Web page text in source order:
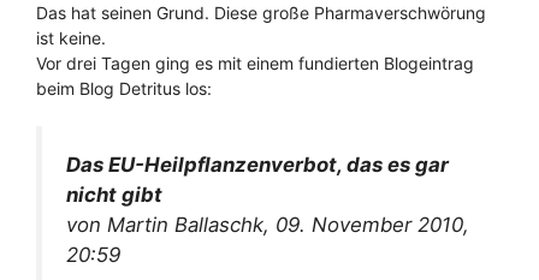
Das hat seinen Grund. Diese große Pharmaverschwörung
ist keine.
Vor drei Tagen ging es mit einem fundierten Blogeintrag
beim Blog Detritus los:
Das EU-Heilpflanzenverbot, das es gar
nicht gibt
von Martin Ballaschk, 09. November 2010,
20:59